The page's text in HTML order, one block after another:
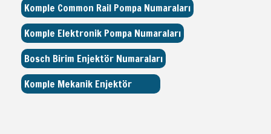
Komple Common Rail Pompa Numaraları
Komple Elektronik Pompa Numaraları
Bosch Birim Enjektör Numaraları
Komple Mekanik Enjektör